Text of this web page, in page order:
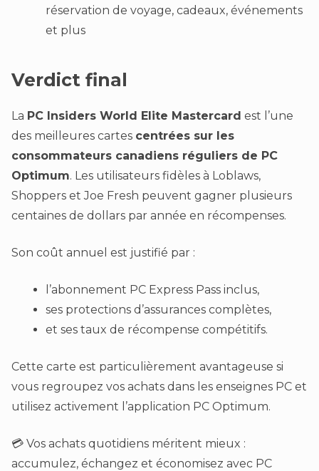
réservation de voyage, cadeaux, événements
et plus
Verdict final
La PC Insiders World Elite Mastercard est l’une
des meilleures cartes centrées sur les
consommateurs canadiens réguliers de PC
Optimum. Les utilisateurs fidèles à Loblaws,
Shoppers et Joe Fresh peuvent gagner plusieurs
centaines de dollars par année en récompenses.
Son coût annuel est justifié par :
l’abonnement PC Express Pass inclus,
ses protections d’assurances complètes,
et ses taux de récompense compétitifs.
Cette carte est particulièrement avantageuse si
vous regroupez vos achats dans les enseignes PC et
utilisez activement l’application PC Optimum.
💳 Vos achats quotidiens méritent mieux :
accumulez, échangez et économisez avec PC